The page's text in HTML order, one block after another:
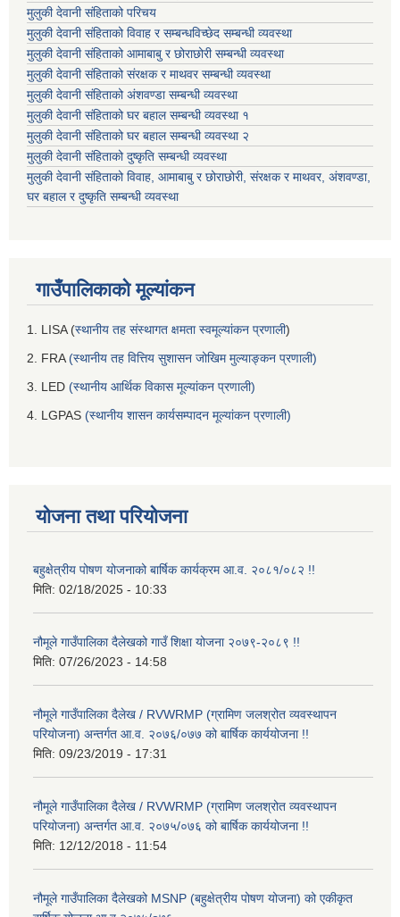
मुलुकी देवानी संहिताको परिचय
मुलुकी देवानी संहिताको विवाह र सम्बन्धविच्छेद सम्बन्धी व्यवस्था
मुलुकी देवानी संहिताको आमाबाबु र छोराछोरी सम्बन्धी व्यवस्था
मुलुकी देवानी संहिताको संरक्षक र माथवर सम्बन्धी व्यवस्था
मुलुकी देवानी संहिताको अंशवण्डा सम्बन्धी व्यवस्था
मुलुकी देवानी संहिताको घर बहाल सम्बन्धी व्यवस्था १
मुलुकी देवानी संहिताको घर बहाल सम्बन्धी व्यवस्था २
मुलुकी देवानी संहिताको दुष्कृति सम्बन्धी व्यवस्था
मुलुकी देवानी संहिताको विवाह, आमाबाबु र छोराछोरी, संरक्षक र माथवर, अंशवण्डा,
घर बहाल र दुष्कृति सम्बन्धी व्यवस्था
गाउँपालिकाको मूल्यांकन
1. LISA (स्थानीय तह संस्थागत क्षमता स्वमूल्यांकन प्रणाली)
2. FRA(स्थानीय तह वित्तिय सुशासन जोखिम मुल्याङ्कन प्रणाली)
3. LED (स्थानीय आर्थिक विकास मूल्यांकन प्रणाली)
4. LGPAS (स्थानीय शासन कार्यसम्पादन मूल्यांकन प्रणाली)
योजना तथा परियोजना
बहुक्षेत्रीय पोषण योजनाको बार्षिक कार्यक्रम आ.व. २०८१/०८२ !!
मिति: 02/18/2025 - 10:33
नौमूले गाउँपालिका दैलेखको गाउँ शिक्षा योजना २०७९-२०८९ !!
मिति: 07/26/2023 - 14:58
नौमूले गाउँपालिका दैलेख / RVWRMP (ग्रामिण जलश्रोत व्यवस्थापन
परियोजना) अन्तर्गत आ.व. २०७६/०७७ को बार्षिक कार्ययोजना !!
मिति: 09/23/2019 - 17:31
नौमूले गाउँपालिका दैलेख / RVWRMP (ग्रामिण जलश्रोत व्यवस्थापन
परियोजना) अन्तर्गत आ.व. २०७५/०७६ को बार्षिक कार्ययोजना !!
मिति: 12/12/2018 - 11:54
नौमूले गाउँपालिका दैलेखको MSNP (बहुक्षेत्रीय पोषण योजना) को एकीकृत